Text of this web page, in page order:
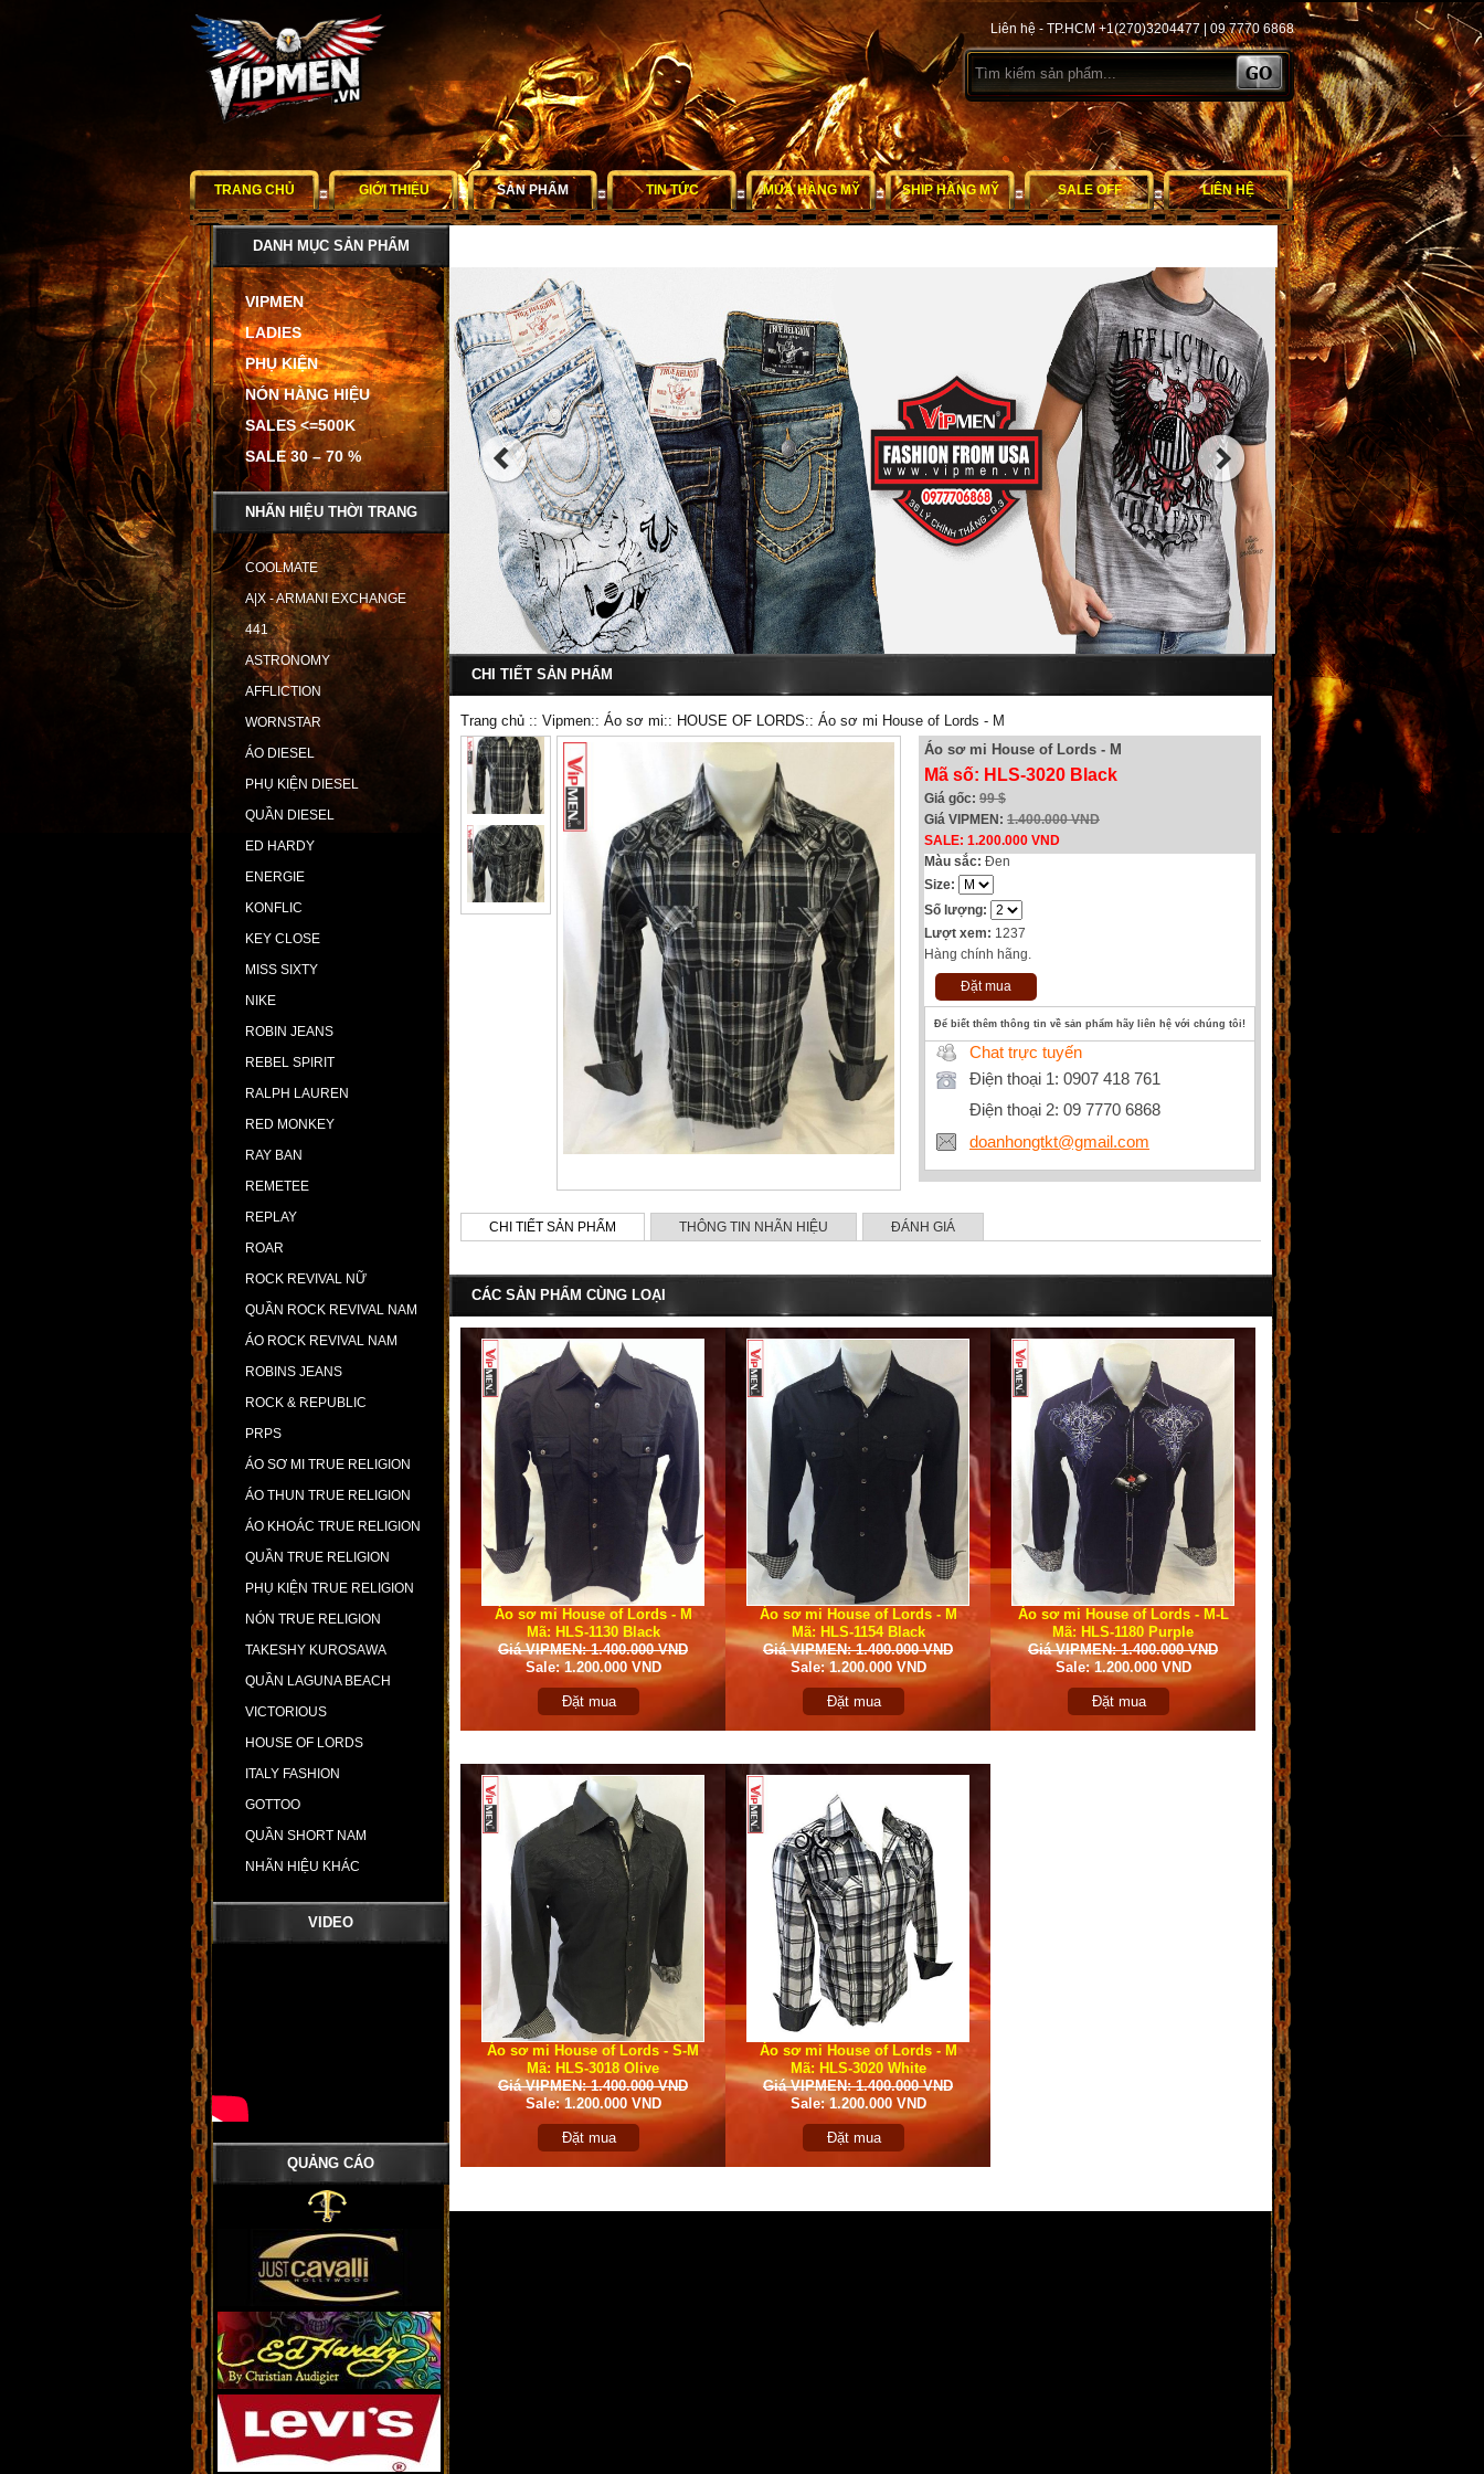
Liên hệ - TP.HCM +1(270)3204477 | 09 7770 6868
TRANG CHỦ GIỚI THIỆU SẢN PHẨM TIN TỨC MUA HÀNG MỸ SHIP HÀNG MỸ SALE OFF LIÊN HỆ
DANH MỤC SẢN PHẨM
VIPMEN
LADIES
PHỤ KIỆN
NÓN HÀNG HIỆU
SALES <=500K
SALE 30 – 70 %
NHÃN HIỆU THỜI TRANG
COOLMATE
A|X - ARMANI EXCHANGE
441
ASTRONOMY
AFFLICTION
WORNSTAR
ÁO DIESEL
PHỤ KIỆN DIESEL
QUẦN DIESEL
ED HARDY
ENERGIE
KONFLIC
KEY CLOSE
MISS SIXTY
NIKE
ROBIN JEANS
REBEL SPIRIT
RALPH LAUREN
RED MONKEY
RAY BAN
REMETEE
REPLAY
ROAR
ROCK REVIVAL NỮ
QUẦN ROCK REVIVAL NAM
ÁO ROCK REVIVAL NAM
ROBINS JEANS
ROCK & REPUBLIC
PRPS
ÁO SƠ MI TRUE RELIGION
ÁO THUN TRUE RELIGION
ÁO KHOÁC TRUE RELIGION
QUẦN TRUE RELIGION
PHỤ KIỆN TRUE RELIGION
NÓN TRUE RELIGION
TAKESHY KUROSAWA
QUẦN LAGUNA BEACH
VICTORIOUS
HOUSE OF LORDS
ITALY FASHION
GOTTOO
QUẦN SHORT NAM
NHÃN HIỆU KHÁC
VIDEO
QUẢNG CÁO
CHI TIẾT SẢN PHẨM
Trang chủ :: Vipmen:: Áo sơ mi:: HOUSE OF LORDS:: Áo sơ mi House of Lords - M
Áo sơ mi House of Lords - M
Mã số: HLS-3020 Black
Giá gốc: 99 $
Giá VIPMEN: 1.400.000 VND
SALE: 1.200.000 VND
Màu sắc: Đen
Size:
Số lượng:
Lượt xem: 1237
Hàng chính hãng.
Đặt mua
Để biết thêm thông tin về sản phẩm hãy liên hệ với chúng tôi!
Chat trực tuyến
Điện thoại 1: 0907 418 761
Điện thoại 2: 09 7770 6868
doanhongtkt@gmail.com
CHI TIẾT SẢN PHẨM THÔNG TIN NHÃN HIỆU ĐÁNH GIÁ
CÁC SẢN PHẨM CÙNG LOẠI
Áo sơ mi House of Lords - M
Mã: HLS-1130 Black
Giá VIPMEN: 1.400.000 VND
Sale: 1.200.000 VND
Đặt mua
Áo sơ mi House of Lords - M
Mã: HLS-1154 Black
Giá VIPMEN: 1.400.000 VND
Sale: 1.200.000 VND
Đặt mua
Áo sơ mi House of Lords - M-L
Mã: HLS-1180 Purple
Giá VIPMEN: 1.400.000 VND
Sale: 1.200.000 VND
Đặt mua
Áo sơ mi House of Lords - S-M
Mã: HLS-3018 Olive
Giá VIPMEN: 1.400.000 VND
Sale: 1.200.000 VND
Đặt mua
Áo sơ mi House of Lords - M
Mã: HLS-3020 White
Giá VIPMEN: 1.400.000 VND
Sale: 1.200.000 VND
Đặt mua